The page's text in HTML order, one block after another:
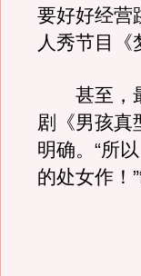
要好好经营
人秀节目《
甚至，最
剧《男孩真
明确。“所
的处女作！